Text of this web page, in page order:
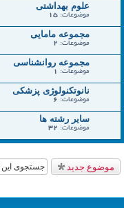
علوم بهداشتی
موضوعات: 15
مجموعه مامایی
موضوعات: 2
مجموعه روانشناسی
موضوعات: 1
نانوتکنولوژی پزشکی
موضوعات: 6
سایر رشته ها
موضوعات: 32
موضوع جدید